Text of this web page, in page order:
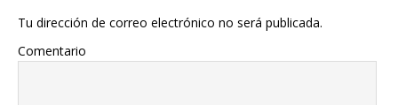
Tu dirección de correo electrónico no será publicada.
Comentario